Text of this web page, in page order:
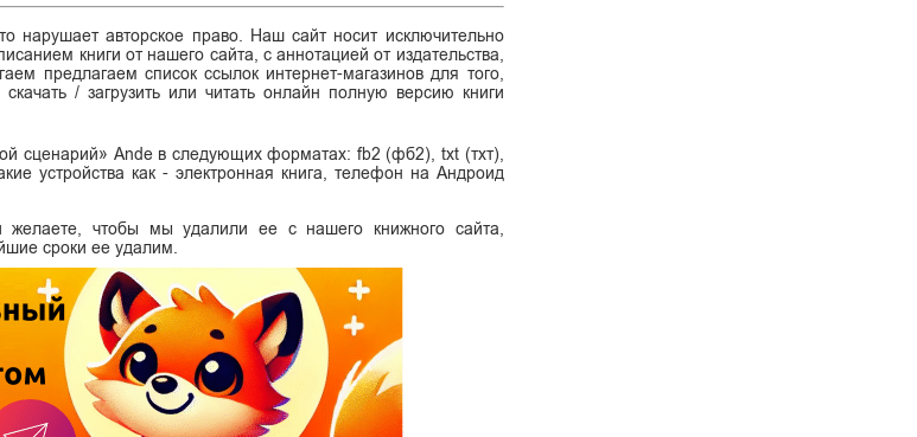
нарушает авторское право. Наш сайт носит исключительно
книги от нашего сайта, с аннотацией от издательства,
предлагаем список ссылок интернет-магазинов для того,
/ загрузить или читать онлайн полную версию книги
сценарий» Ande в следующих форматах: fb2 (фб2), txt (тхт),
устройства как - электронная книга, телефон на Андроид
желаете, чтобы мы удалили ее с нашего книжного сайта,
сроки ее удалим.